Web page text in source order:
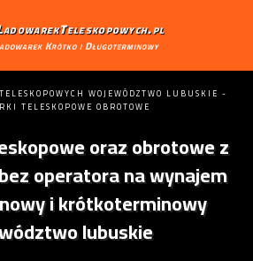
Krótko i Długoterminowy
WOJEWÓDZTWO LUBUSKIE -
TELESKOPOWE OBROTOWE
oraz obrotowe z
operatora na wynajem
i krótkoterminowy
lubuskie